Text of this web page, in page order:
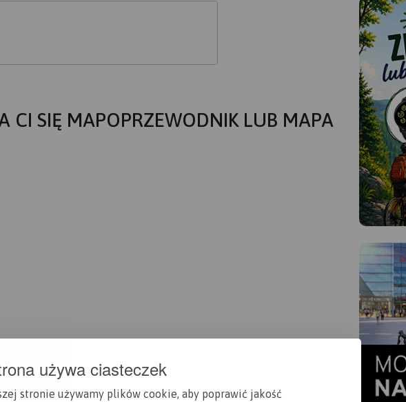
używa ciasteczek
stronie używamy plików cookie, aby poprawić jakość
CI SIĘ MAPOPRZEWODNIK LUB MAPA